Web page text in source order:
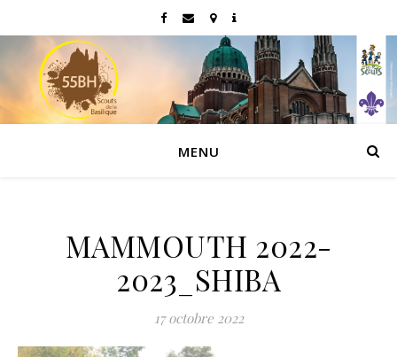
MENU
MAMMOUTH 2022-
2023_SHIBA
17 octobre 2022